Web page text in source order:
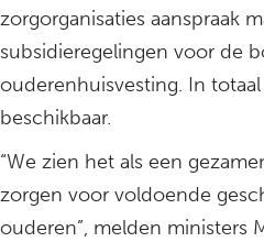
zorgorganisaties aanspraak
subsidieregelingen voor de
ouderenhuisvesting. In
beschikbaar.
“We zien het als een
zorgen voor voldoende
ouderen”, melden ministers